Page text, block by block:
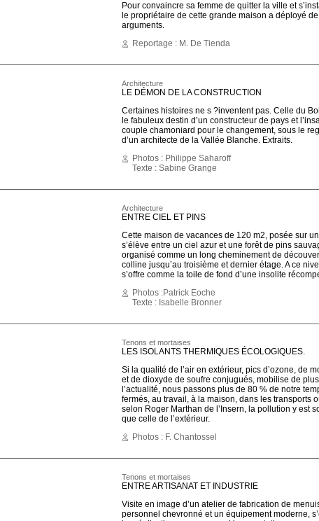
Pour convaincre sa femme de quitter la ville et
le propriétaire de cette grande maison a déployé
arguments.
Reportage : M. De Tienda
Architecture
LE DÉMON DE LA CONSTRUCTION
Certaines histoires ne s ?inventent pas. Celle du
le fabuleux destin d’un constructeur de pays et
couple chamoniard pour le changement, sous le
d’un architecte de la Vallée Blanche. Extraits.
Photos : Philippe Saharoff
Texte : Sabine Grange
Architecture
ENTRE CIEL ET PINS
Cette maison de vacances de 120 m2, posée sur
s’élève entre un ciel azur et une forêt de pins
organisé comme un long cheminement de
colline jusqu’au troisième et dernier étage. A ce
s’offre comme la toile de fond d’une insolite
Photos :Patrick Eoche
Texte : Isabelle Bronner
Tenons et mortaises
LES ISOLANTS THERMIQUES ÉCOLOGIQUES.
Si la qualité de l’air en extérieur, pics d’ozone, de
et de dioxyde de soufre conjugués, mobilise de
l’actualité, nous passons plus de 80 % de notre
fermés, au travail, à la maison, dans les transports
selon Roger Marthan de l’Insern, la pollution y est
que celle de l’extérieur.
Photos : F. Chantossel
Tenons et mortaises
ENTRE ARTISANAT ET INDUSTRIE
Visite en image d’un atelier de fabrication de
personnel chevronné et un équipement moderne,